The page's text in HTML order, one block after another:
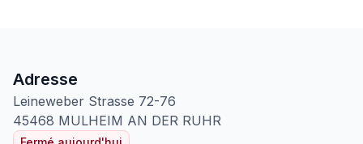
Adresse
Leineweber Strasse 72-76
45468 MULHEIM AN DER RUHR